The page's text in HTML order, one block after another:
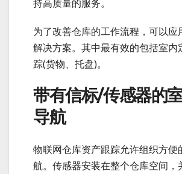
持高质量的服务。
为了改善仓库的工作流程，可以应
解决方案。其中最有效的包括室内
踪(货物、托盘)。
带有信标/传感器的
导航
物联网仓库资产跟踪允许组织方便
航。传感器安装在整个仓库空间，